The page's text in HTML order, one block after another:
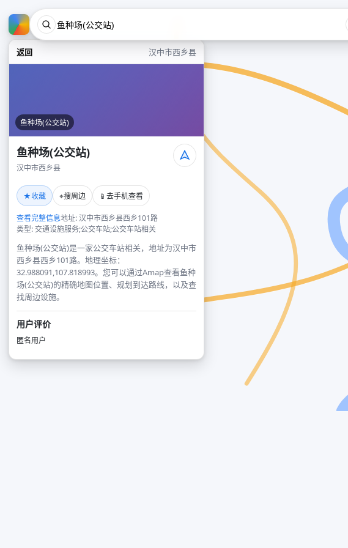
返回 汉中市西乡县
鱼种场(公交站)
鱼种场(公交站)
汉中市西乡县
★收藏 ⌖搜周边 📱 去手机查看
查看完整信息地址: 汉中市西乡县西乡101路
类型: 交通设施服务;公交车站;公交车站相关
鱼种场(公交站)是一家公交车站相关，地址为汉中市
西乡县西乡101路。地理坐标：
32.988091,107.818993。您可以通过Amap查看鱼种
场(公交站)的精确地图位置、规划到达路线，以及查
找周边设施。
用户评价
匿名用户